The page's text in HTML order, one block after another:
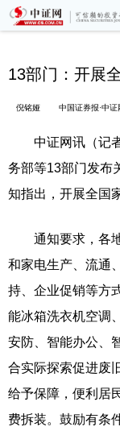
13部门：开展
倪铭娅 中国证券报·中证
中证网讯（记者
务部等13部门发布
知指出，开展全国
通知要求，各地
和家电生产、流通
持、企业促销等方
能冰箱洗衣机空调
安防、智能办公、
合实际探索促进废
给予保障，便利居
费拆装。鼓励有条